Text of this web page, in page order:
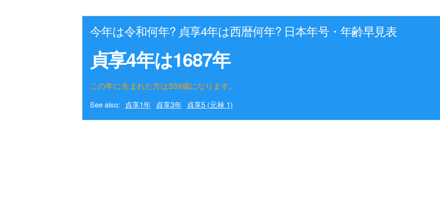
今年は令和何年? 貞享4年は西暦何年? 日本年号・年齢早見表
貞享4年は1687年
この年に生まれた方は339歳になります。
See also: 貞享1年 貞享3年 貞享5 (元禄 1)